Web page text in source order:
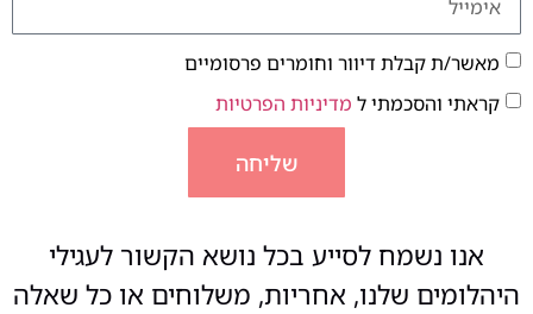
מאשר/ת קבלת דיוור וחומרים פרסומיים
קראתי והסכמתי ל מדיניות הפרטיות
שליחה
אנו נשמח לסייע בכל נושא הקשור לעגילי
היהלומים שלנו, אחריות, משלוחים או כל שאלה